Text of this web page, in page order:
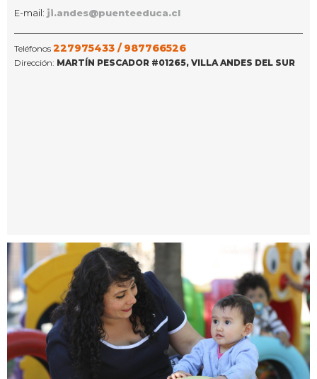
E-mail: ji.andes@puenteeduca.cl
Teléfonos 227975433 / 987766526
Dirección: MARTÍN PESCADOR #01265, VILLA ANDES DEL SUR